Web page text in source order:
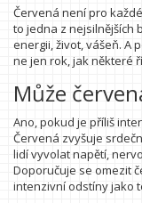
Červená není pro
to jedna z nejsilnějších
energii, život, vášeň. A
ne jen rok, jak některé
Může
Ano, pokud je příliš
Červená zvyšuje
lidí vyvolat napětí,
Doporučuje se omezit
intenzivní odstíny jako